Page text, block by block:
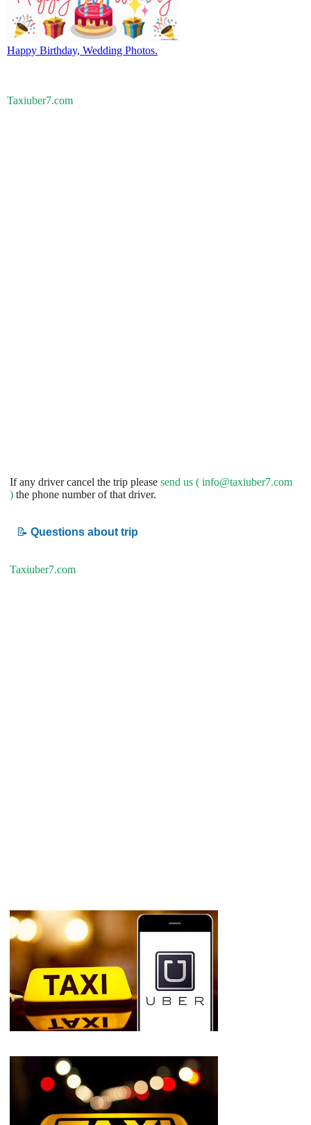
Happy Birthday, Wedding Photos.
Taxiuber7.com
If any driver cancel the trip please send us ( info@taxiuber7.com
) the phone number of that driver.
📝 Questions about trip
Taxiuber7.com